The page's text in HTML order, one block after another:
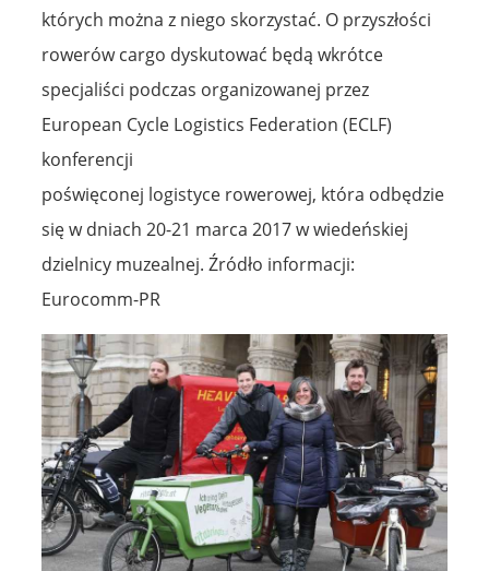
których można z niego skorzystać. O przyszłości
rowerów cargo dyskutować będą wkrótce
specjaliści podczas organizowanej przez
European Cycle Logistics Federation (ECLF)
konferencji
poświęconej logistyce rowerowej, która odbędzie
się w dniach 20-21 marca 2017 w wiedeńskiej
dzielnicy muzealnej. Źródło informacji:
Eurocomm-PR